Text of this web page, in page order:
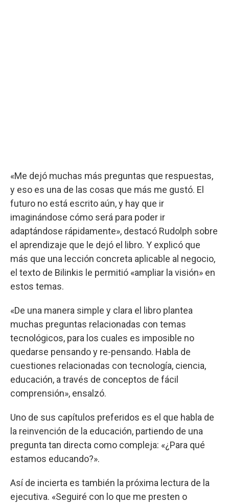
«Me dejó muchas más preguntas que respuestas,
y eso es una de las cosas que más me gustó. El
futuro no está escrito aún, y hay que ir
imaginándose cómo será para poder ir
adaptándose rápidamente», destacó Rudolph sobre
el aprendizaje que le dejó el libro. Y explicó que
más que una lección concreta aplicable al negocio,
el texto de Bilinkis le permitió «ampliar la visión» en
estos temas.
«De una manera simple y clara el libro plantea
muchas preguntas relacionadas con temas
tecnológicos, para los cuales es imposible no
quedarse pensando y re-pensando. Habla de
cuestiones relacionadas con tecnología, ciencia,
educación, a través de conceptos de fácil
comprensión», ensalzó.
Uno de sus capítulos preferidos es el que habla de
la reinvención de la educación, partiendo de una
pregunta tan directa como compleja: «¿Para qué
estamos educando?».
Así de incierta es también la próxima lectura de la
ejecutiva. «Seguiré con lo que me presten o